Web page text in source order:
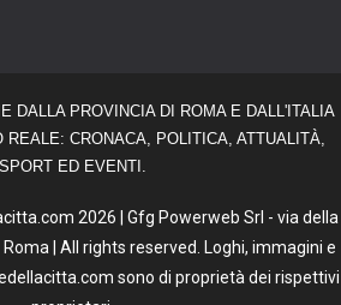
DALLA PROVINCIA DI ROMA E DALL'ITALIA
CRONACA, POLITICA, ATTUALITÀ,
SPORT ED EVENTI.
2026 | Gfg Powerweb Srl - via della
| All rights reserved. Loghi, immagini e
sono di proprietà dei rispettivi